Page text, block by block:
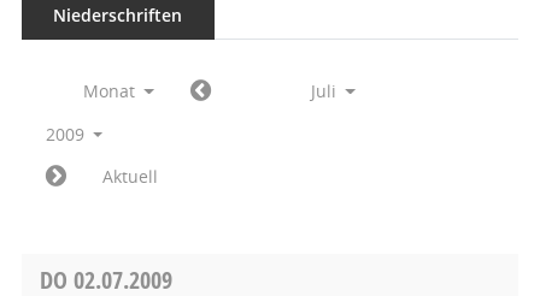
Niederschriften
Monat
Juli
2009
Aktuell
DO 02.07.2009